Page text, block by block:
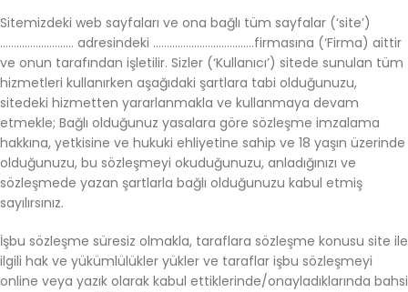
Sitemizdeki web sayfaları ve ona bağlı tüm sayfalar (‘site’)
……………………… adresindeki ……………………………….firmasına (‘Firma) aittir
ve onun tarafından işletilir. Sizler (‘Kullanıcı’) sitede sunulan tüm
hizmetleri kullanırken aşağıdaki şartlara tabi olduğunuzu,
sitedeki hizmetten yararlanmakla ve kullanmaya devam
etmekle; Bağlı olduğunuz yasalara göre sözleşme imzalama
hakkına, yetkisine ve hukuki ehliyetine sahip ve 18 yaşın üzerinde
olduğunuzu, bu sözleşmeyi okuduğunuzu, anladığınızı ve
sözleşmede yazan şartlarla bağlı olduğunuzu kabul etmiş
sayılırsınız.
İşbu sözleşme süresiz olmakla, taraflara sözleşme konusu site ile
ilgili hak ve yükümlülükler yükler ve taraflar işbu sözleşmeyi
online veya yazık olarak kabul ettiklerinde/onayladıklarında bahsi